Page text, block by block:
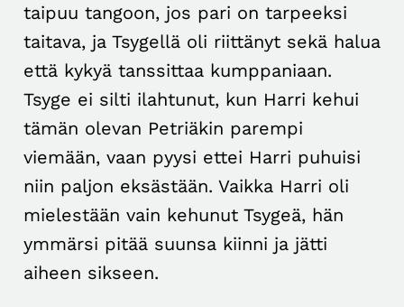
taipuu tangoon, jos pari on tarpeeksi
taitava, ja Tsygellä oli riittänyt sekä halua
että kykyä tanssittaa kumppaniaan.
Tsyge ei silti ilahtunut, kun Harri kehui
tämän olevan Petriäkin parempi
viemään, vaan pyysi ettei Harri puhuisi
niin paljon eksästään. Vaikka Harri oli
mielestään vain kehunut Tsygeä, hän
ymmärsi pitää suunsa kiinni ja jätti
aiheen sikseen.